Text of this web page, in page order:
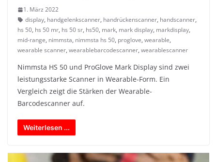
1. März 2022
display, handgelenkscanner, handrückenscanner, handscanner,
hs 50, hs 50 mr, hs 50 sr, hs50, mark, mark display, markdisplay,
mid-range, nimmsta, nimmsta hs 50, proglove, wearable,
wearable scanner, wearablebarcodescanner, wearablescanner
Nimmsta HS 50 und ProGlove Mark Display sind zwei
leistungsstarke Scanner in Wearable-Form. Ein
Vergleich zeigt die Stärken der Wearable-
Barcodescanner auf.
Weiterlesen ...